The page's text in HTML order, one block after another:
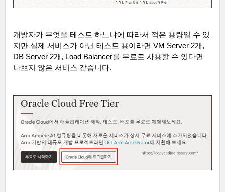
개발자가 무엇을 테스트 하느냐에 따라서 적은 용량일 수 있
지만 실제 서비스가 아닌 테스트 용이라면 VM Server 2개,
DB Server 2개, Load Balancer를 무료로 사용할 수 있다면
나쁘지 않은 서비스 같습니다.